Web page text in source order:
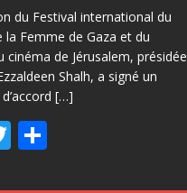
du Festival international du
la Femme de Gaza et du
cinéma de Jérusalem, présidée
Shalh, a signé un
[…]
T P